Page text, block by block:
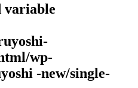
variable
wp-
-new/single-